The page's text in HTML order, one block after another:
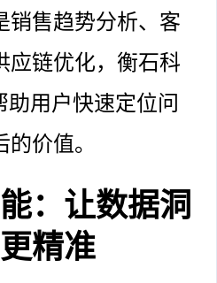
销售趋势分析、客
应链优化，衡石科
用户快速定位问
价值。
：让数据洞
精准